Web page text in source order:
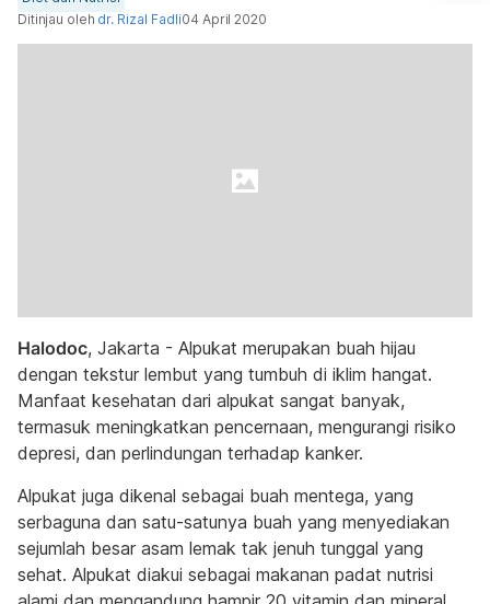
Ditinjau oleh dr. Rizal Fadli04 April 2020
Halodoc, Jakarta - Alpukat merupakan buah hijau
dengan tekstur lembut yang tumbuh di iklim hangat.
Manfaat kesehatan dari alpukat sangat banyak,
termasuk meningkatkan pencernaan, mengurangi risiko
depresi, dan perlindungan terhadap kanker.
Alpukat juga dikenal sebagai buah mentega, yang
serbaguna dan satu-satunya buah yang menyediakan
sejumlah besar asam lemak tak jenuh tunggal yang
sehat. Alpukat diakui sebagai makanan padat nutrisi